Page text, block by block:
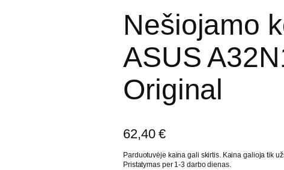
Nešiojamo
ASUS
Original
62,40€
Parduotuvėje kaina gali skirtis. Kaina galioja tik
Pristatymas per 1-3 darbo dienas.